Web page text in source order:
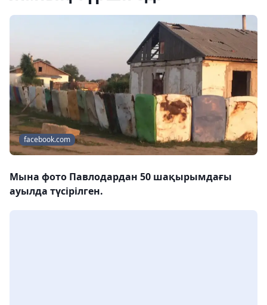
facebook.com
Мына фото Павлодардан 50 шақырымдағы
ауылда түсірілген.